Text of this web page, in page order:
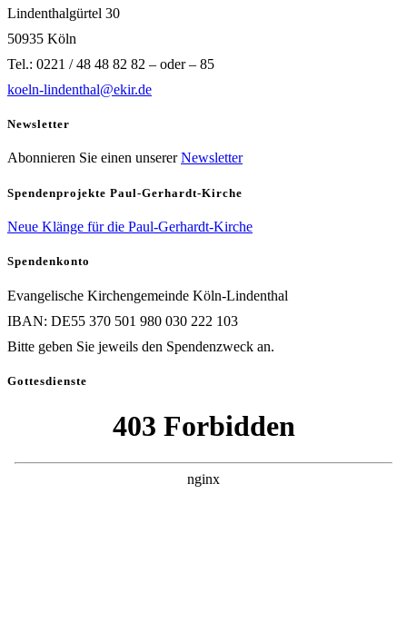
Lindenthalgürtel 30
50935 Köln
Tel.: 0221 / 48 48 82 82 – oder – 85
koeln-lindenthal@ekir.de
Newsletter
Abonnieren Sie einen unsererNewsletter
Spendenprojekte Paul-Gerhardt-Kirche
Neue Klänge für die Paul-Gerhardt-Kirche
Spendenkonto
Evangelische Kirchengemeinde Köln-Lindenthal
IBAN: DE55 370 501 980 030 222 103
Bitte geben Sie jeweils den Spendenzweck an.
Gottesdienste